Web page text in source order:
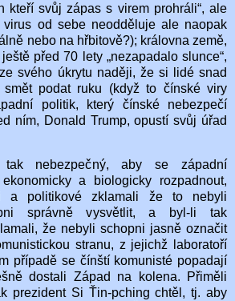
kteří svůj zápas s virem prohráli“, ale
virus od sebe neodděluje ale naopak
nebo na hřbitově?); královna země,
před 70 lety „nezapadalo slunce“,
svého úkrytu naději, že si lidé snad
podat ruku (když to čínské viry
politik, který čínské nebezpečí
ním, Donald Trump, opustí svůj úřad
tak nebezpečný, aby se západní
a biologicky rozpadnout,
a politikové zklamali že to nebyli
správně vysvětlit, a byl-li tak
že nebyli schopni jasně označit
stranu, z jejichž laboratoří
případě se čínští komunisté popadají
dostali Západ na kolena. Přiměli
prezident Si Ťin-pching chtěl, tj. aby